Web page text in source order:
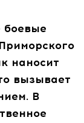
боевые
наносит
вызывает
В